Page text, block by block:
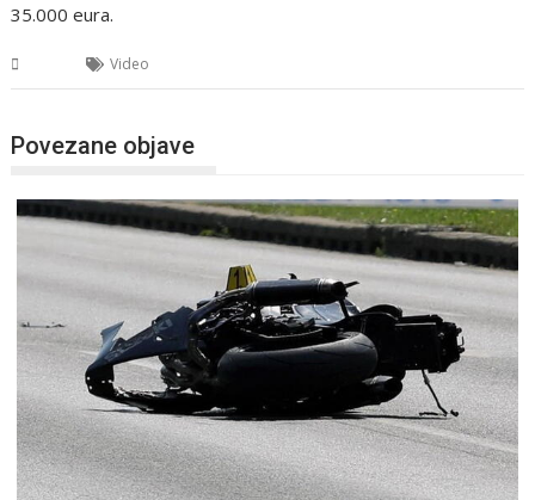
35.000 eura.
Video
Povezane objave